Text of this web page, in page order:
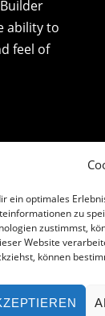
ein optimales
zu
zustimmst,
Website
können
ability to
feel of